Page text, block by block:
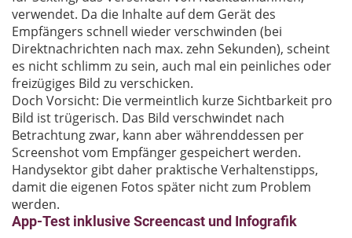
verwendet. Da die Inhalte auf dem Gerät des
Empfängers schnell wieder verschwinden (bei
Direktnachrichten nach max. zehn Sekunden), scheint
es nicht schlimm zu sein, auch mal ein peinliches oder
freizügiges Bild zu verschicken.
Doch Vorsicht: Die vermeintlich kurze Sichtbarkeit pro
Bild ist trügerisch. Das Bild verschwindet nach
Betrachtung zwar, kann aber währenddessen per
Screenshot vom Empfänger gespeichert werden.
Handysektor gibt daher praktische Verhaltenstipps,
damit die eigenen Fotos später nicht zum Problem
werden.
App-Test inklusive Screencast und Infografik